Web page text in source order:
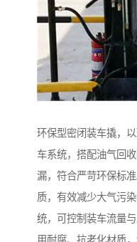
环保型密闭装车撬，
车系统，搭配油气回
漏，符合严苛环保标
质，有效减少大气污
统，可控制装车流量